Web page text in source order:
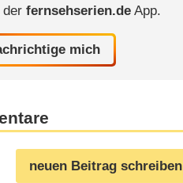
derfernsehserien.de App.
mich
neuen Beitrag schreiben